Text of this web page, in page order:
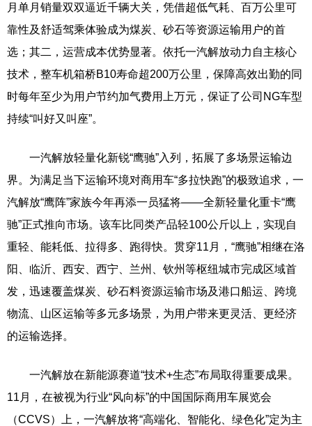
月单月销量双双逼近千辆大关，凭借超低气耗、百万公里可
靠性及舒适驾乘体验成为煤炭、砂石等资源运输用户的首
选；其二，运营成本优势显著。依托一汽解放动力自主核心
技术，整车机箱桥B10寿命超200万公里，保障高效出勤的同
时每年至少为用户节约加气费用上万元，保证了公司NG车型
持续“叫好又叫座”。
一汽解放轻量化新锐“鹰驰”入列，拓展了多场景运输边
界。为满足当下运输环境对商用车“多拉快跑”的极致追求，一
汽解放“鹰阵”家族今年再添一员猛将——全新轻量化重卡“鹰
驰”正式推向市场。该车比同类产品轻100公斤以上，实现自
重轻、能耗低、拉得多、跑得快。贯穿11月，“鹰驰”相继在洛
阳、临沂、西安、西宁、兰州、钦州等枢纽城市完成区域首
发，迅速覆盖煤炭、砂石料资源运输市场及港口船运、跨境
物流、山区运输等多元多场景，为用户带来更灵活、更经济
的运输选择。
一汽解放在新能源赛道“技术+生态”布局取得重要成果。
11月，在被视为行业“风向标”的中国国际商用车展览会
（CCVS）上，一汽解放将“高端化、智能化、绿色化”定为主